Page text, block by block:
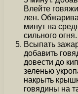
Влейте
лен.
минут на
сильного огня.
Всыпать
добавить
довести до
зеленью
накрыть
говядины на